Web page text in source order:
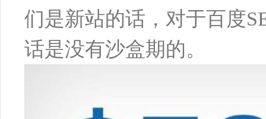
们是新站的话，对于百度
话是没有沙盒期的。